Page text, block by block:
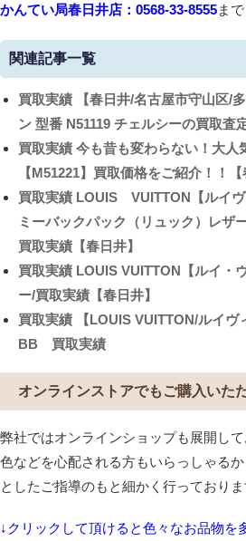
かんてい局春日井店：0568-33-8555まで
関連記事一覧
買取実績 【春日井/名古屋市守山区/
ン 型番 N51119 チェルシーの買取査
買取実績 今も昔も変わらない！大人
【M51221】買取価格をご紹介！！【
買取実績 LOUIS VUITTON【ルイヴ
ミーバックパック（リュック）レ
買取実績【春日井】
買取実績 LOUIS VUITTON【ルイ・
ー/買取実績【春日井】
買取実績 【LOUIS VUITTON/ルイヴ
BB 買取実績
オンラインストアでもご購入いた
弊社ではオンラインショップも展開し
色などを心配される方もいらっしゃる
としたご指導のもと細かく行っており
↓クリックして頂けると色々なお品物